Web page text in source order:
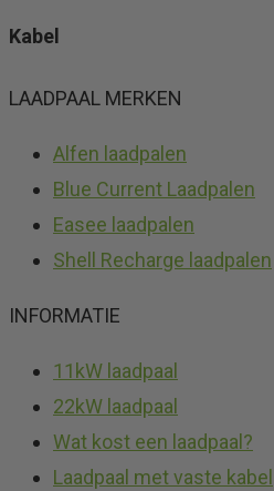
Kabel
LAADPAAL MERKEN
Alfen laadpalen
Blue Current Laadpalen
Easee laadpalen
Shell Recharge laadpalen
INFORMATIE
11kW laadpaal
22kW laadpaal
Wat kost een laadpaal?
Laadpaal met vaste kabel